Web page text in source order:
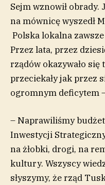
Sejm wznowił
na mównicę wyszedł
Polska lokalna
Przez lata, przez
rządów okazywało
przeciekały jak przez
ogromnym deficytem
–Naprawiliśmy
Inwestycji
na żłobki, drogi, na
kultury. Wszyscy
słyszymy, że rząd